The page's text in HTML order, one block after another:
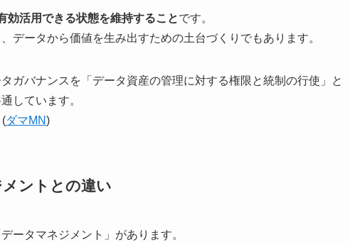
効活用できる状態を維持することです。
データから価値を生み出すための土台づくりでもあります。
ガバナンスを「データ資産の管理に対する権限と統制の行使」と
しています。
(ダマMN)
ントとの違い
ータマネジメント」があります。